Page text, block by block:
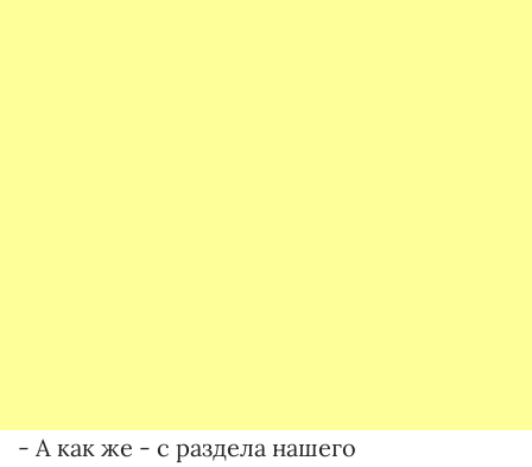
- А как же - с раздела нашего